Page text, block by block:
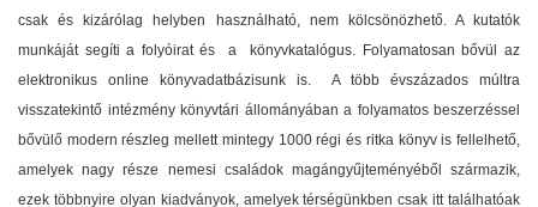
csak és kizárólag helyben használható, nem kölcsönözhető. A kutatók
munkáját segíti a folyóirat és a könyvkatalógus. Folyamatosan bővül az
elektronikus online könyvadatbázisunk is. A több évszázados múltra
visszatekintő intézmény könyvtári állományában a folyamatos beszerzéssel
bővülő modern részleg mellett mintegy 1000 régi és ritka könyv is fellelhető,
amelyek nagy része nemesi családok magángyűjteményéből származik,
ezek többnyire olyan kiadványok, amelyek térségünkben csak itt találhatóak